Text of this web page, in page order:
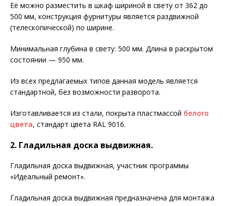
Её можно разместить в шкаф шириной в свету от 362 до
500 мм, конструкция фурнитуры является раздвижной
(телескопической) по ширине.
Минимальная глубина в свету: 500 мм. Длина в раскрытом
состоянии — 950 мм.
Из всех предлагаемых типов данная модель является
стандартной, без возможности разворота.
Изготавливается из стали, покрыта пластмассой белого
цвета, стандарт цвета RAL 9016.
2. Гладильная доска выдвижная.
Гладильная доска выдвижная, участник программы
«Идеальный ремонт».
Гладильная доска выдвижная предназначена для монтажа